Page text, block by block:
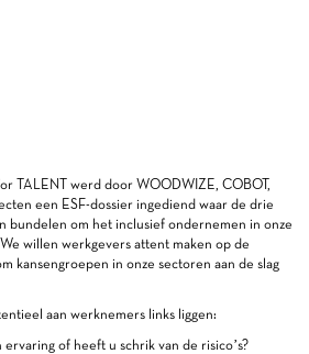
TALENT werd door WOODWIZE, COBOT,
een ESF-dossier ingediend waar de drie
bundelen om het inclusief ondernemen in onze
willen werkgevers attent maken op de
kansengroepen in onze sectoren aan de slag
aan werknemers links liggen:
of heeft u schrik van de risico’s?